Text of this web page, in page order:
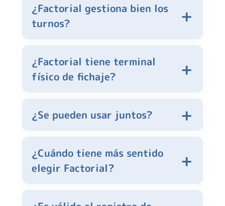
¿Factorial gestiona bien los
turnos?
¿Factorial tiene terminal
físico de fichaje?
¿Se pueden usar juntos?
¿Cuándo tiene más sentido
elegir Factorial?